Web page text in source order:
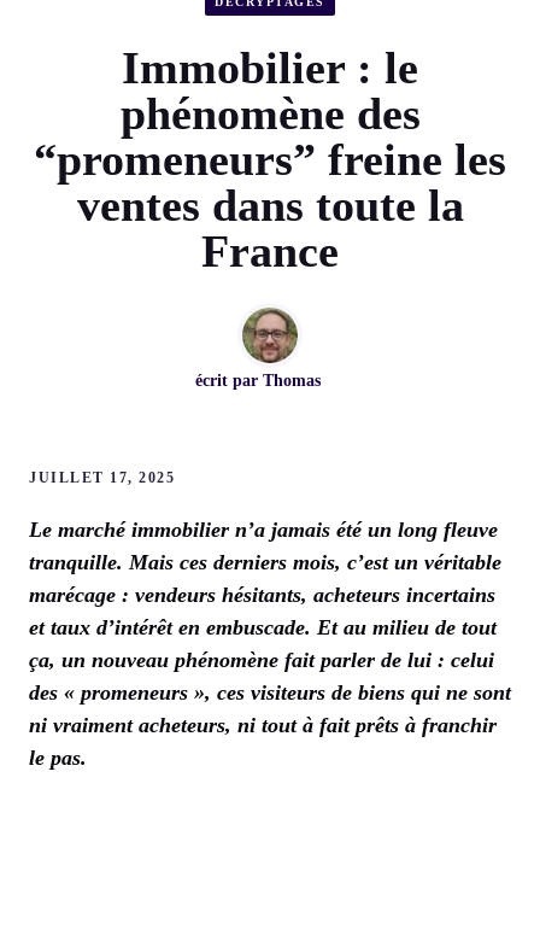
Immobilier : le
phénomène des
“promeneurs” freine les
ventes dans toute la
France
écrit par Thomas
JUILLET 17, 2025
Le marché immobilier n’a jamais été un long fleuve
tranquille. Mais ces derniers mois, c’est un véritable
marécage : vendeurs hésitants, acheteurs incertains
et taux d’intérêt en embuscade. Et au milieu de tout
ça, un nouveau phénomène fait parler de lui : celui
des « promeneurs », ces visiteurs de biens qui ne sont
ni vraiment acheteurs, ni tout à fait prêts à franchir
le pas.